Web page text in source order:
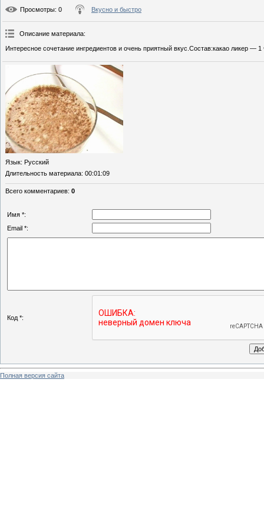
Просмотры: 0 Вкусно и быстро
Описание материала:
Интересное сочетание ингредиентов и очень приятный вкус.Состав:какао ликер
Язык: Русский
Длительность материала: 00:01:09
Всего комментариев: 0
Имя *:
Email *:
Код *:
Полная версия сайта